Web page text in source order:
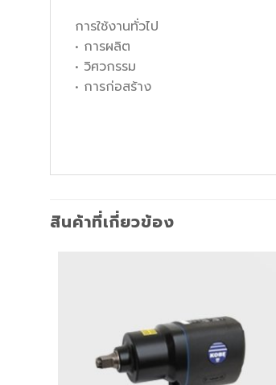
การใช้งานทั่วไป
• การผลิต
• วิศวกรรม
• การก่อสร้าง
สินค้าที่เกี่ยวข้อง